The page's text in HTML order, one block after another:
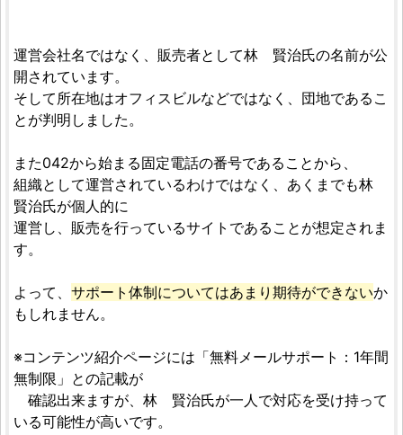
運営会社名ではなく、販売者として林 賢治氏の名前が公
開されています。
そして所在地はオフィスビルなどではなく、団地であるこ
とが判明しました。
また042から始まる固定電話の番号であることから、
組織として運営されているわけではなく、あくまでも林
賢治氏が個人的に
運営し、販売を行っているサイトであることが想定されま
す。
よって、 サポート体制についてはあまり期待ができないか
もしれません。
※コンテンツ紹介ページには「無料メールサポート：1年間
無制限」との記載が
確認出来ますが、林 賢治氏が一人で対応を受け持って
いる可能性が高いです。